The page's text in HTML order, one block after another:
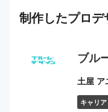
制作したプロデ
ブル
土屋 ア
キャリア